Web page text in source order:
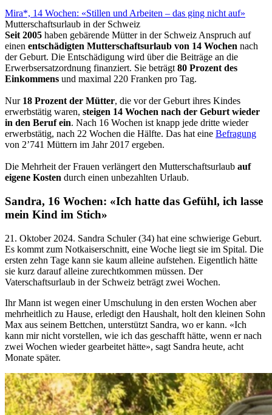
Mira*, 14 Wochen: «Stillen und Arbeiten – das ging nicht auf»
Mutterschaftsurlaub in der Schweiz
Seit 2005 haben gebärende Mütter in der Schweiz Anspruch auf
einen entschädigten Mutterschaftsurlaub von 14 Wochen nach
der Geburt. Die Entschädigung wird über die Beiträge an die
Erwerbsersatzordnung finanziert. Sie beträgt 80 Prozent des
Einkommens und maximal 220 Franken pro Tag.
Nur 18 Prozent der Mütter, die vor der Geburt ihres Kindes
erwerbstätig waren, steigen 14 Wochen nach der Geburt wieder
in den Beruf ein. Nach 16 Wochen ist knapp jede dritte wieder
erwerbstätig, nach 22 Wochen die Hälfte. Das hat eine Befragung
von 2’741 Müttern im Jahr 2017 ergeben.
Die Mehrheit der Frauen verlängert den Mutterschaftsurlaub auf
eigene Kosten durch einen unbezahlten Urlaub.
Sandra, 16 Wochen: «Ich hatte das Gefühl, ich lasse
mein Kind im Stich»
21. Oktober 2024. Sandra Schuler (34) hat eine schwierige Geburt.
Es kommt zum Notkaiserschnitt, eine Woche liegt sie im Spital. Die
ersten zehn Tage kann sie kaum alleine aufstehen. Eigentlich hätte
sie kurz darauf alleine zurechtkommen müssen. Der
Vaterschaftsurlaub in der Schweiz beträgt zwei Wochen.
Ihr Mann ist wegen einer Umschulung in den ersten Wochen aber
mehrheitlich zu Hause, erledigt den Haushalt, holt den kleinen Sohn
Max aus seinem Bettchen, unterstützt Sandra, wo er kann. «Ich
kann mir nicht vorstellen, wie ich das geschafft hätte, wenn er nach
zwei Wochen wieder gearbeitet hätte», sagt Sandra heute, acht
Monate später.